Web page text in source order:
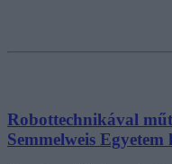
Robottechnikával
Semmelweis